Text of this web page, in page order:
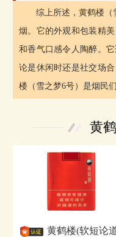
综上所述，黄鹤楼（
烟。它的外观和包装精
和香气口感令人陶醉。
论是休闲时还是社交场
楼（雪之梦6号）是烟民
黄
黄鹤楼(软短论